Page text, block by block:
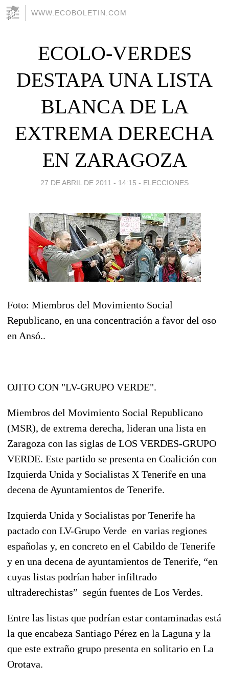
WWW.ECOBOLETIN.COM
ECOLO-VERDES
DESTAPA UNA LISTA
BLANCA DE LA
EXTREMA DERECHA
EN ZARAGOZA
27 DE ABRIL DE 2011 - 14:15 - ELECCIONES
Foto: Miembros del Movimiento Social
Republicano, en una concentración a favor del oso
en Ansó..
OJITO CON "LV-GRUPO VERDE".
Miembros del Movimiento Social Republicano
(MSR), de extrema derecha, lideran una lista en
Zaragoza con las siglas de LOS VERDES-GRUPO
VERDE. Este partido se presenta en Coalición con
Izquierda Unida y Socialistas X Tenerife en una
decena de Ayuntamientos de Tenerife.
Izquierda Unida y Socialistas por Tenerife ha
pactado con LV-Grupo Verde en varias regiones
españolas y, en concreto en el Cabildo de Tenerife
y en una decena de ayuntamientos de Tenerife, “en
cuyas listas podrían haber infiltrado
ultraderechistas” según fuentes de Los Verdes.
Entre las listas que podrían estar contaminadas está
la que encabeza Santiago Pérez en la Laguna y la
que este extraño grupo presenta en solitario en La
Orotava.